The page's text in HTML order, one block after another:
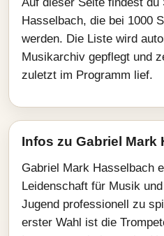
Hasselbach, die bei 1000
werden. Die Liste wird
Musikarchiv gepflegt und
zuletzt im Programm lief.
Infos zu Gabriel Mark
Gabriel Mark Hasselbach
Leidenschaft für Musik
Jugend professionell zu
erster Wahl ist die